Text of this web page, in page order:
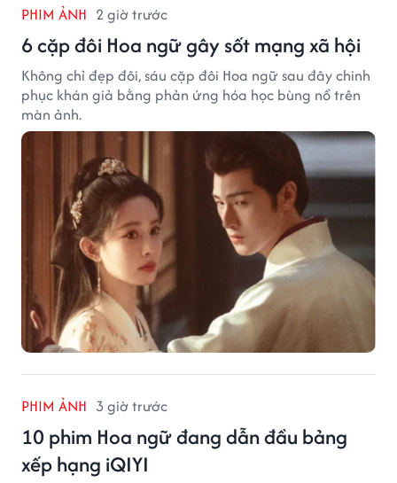
PHIM ẢNH 2 giờ trước
6 cặp đôi Hoa ngữ gây sốt mạng xã hội
Không chỉ đẹp đôi, sáu cặp đôi Hoa ngữ sau đây chinh
phục khán giả bằng phản ứng hóa học bùng nổ trên
màn ảnh.
PHIM ẢNH 3 giờ trước
10 phim Hoa ngữ đang dẫn đầu bảng
xếp hạng iQIYI